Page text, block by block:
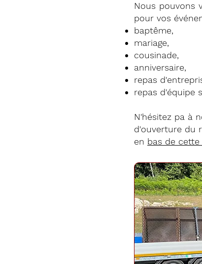
Nous pouvons
pour vos
baptême,
mariage,
cousinade,
anniversaire,
repas
repas d'équipe
N'hésitez pa à
d'ouverture du
en bas de cette